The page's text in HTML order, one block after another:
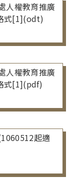
人權教育推廣
式[1](odt)
人權教育推廣
式[1](pdf)
起適